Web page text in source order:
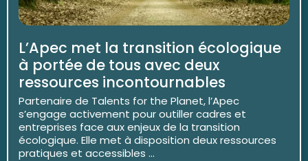
L’Apec met la transition écologique
à portée de tous avec deux
ressources incontournables
Partenaire de Talents for the Planet, l’Apec
s’engage activement pour outiller cadres et
entreprises face aux enjeux de la transition
écologique. Elle met à disposition deux ressources
pratiques et accessibles ...